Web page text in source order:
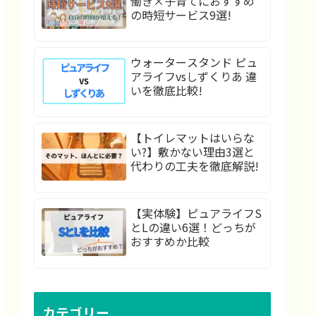
の時短サービス9選!
ウォータースタンド ピュ
アライフvsしずくりあ 違
いを徹底比較!
【トイレマットはいらな
い?】敷かない理由3選と
代わりの工夫を徹底解説!
【実体験】ピュアライフS
とLの違い6選！どっちが
おすすめか比較